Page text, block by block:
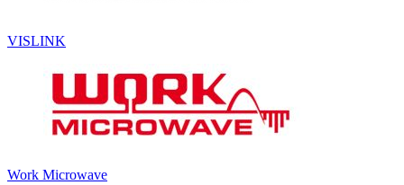
VISLINK
Work Microwave